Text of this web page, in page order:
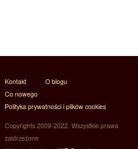
Kontakt
O blogu
Co nowego
Polityka prywatności i plików cookies
Copyrights 2009-2022. Wszystkie prawa
zastrzeżone